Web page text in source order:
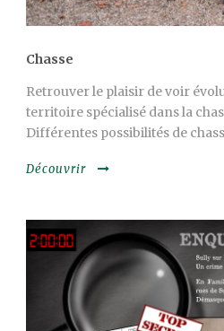
Chasse
Retrouver le plaisir de voir
territoire spécialisé dans la
Différentes possibilités de
Découvrir